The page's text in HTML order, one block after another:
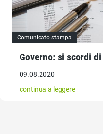
Comunicato stampa
Governo: si scordi
09.08.2020
continua a leggere